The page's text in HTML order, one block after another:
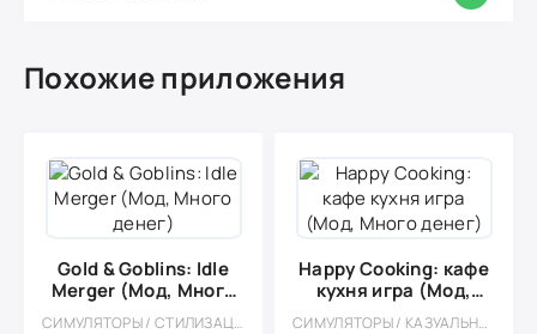
Похожие приложения
Gold & Goblins: Idle
Merger (Мод, Много
денег)
СИМУЛЯТОРЫ / СТИЛИЗАЦИЯ / ОДНОПОЛЬЗОВАТЕЛЬСКИЕ / ОФЛАЙН / МОД / ВСТРОЕННЫЙ КЕШ / ИНДИ / ФЭНТЕЗИ / МАЛЕНЬКАЯ / ДЛЯ ДЕТЕЙ / СОВМЕЩЕНИЕ ПРЕДМЕТОВ
Happy Cooking: кафе
кухня игра (Мод,
Много денег)
СИМУЛЯТОРЫ / КАЗУАЛЬНЫЕ / ОДНОПОЛЬЗОВАТЕЛЬСКИЕ / СТИЛИЗАЦИЯ / ОФЛАЙН / МОД / ВСТРОЕННЫЙ КЕШ / КУЛИНАРНАЯ / ДЕВОЧКАМ